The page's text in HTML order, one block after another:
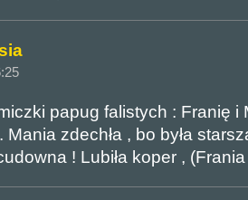
papug falistych : Franię i
zdechła , bo była
! Lubiła koper ,